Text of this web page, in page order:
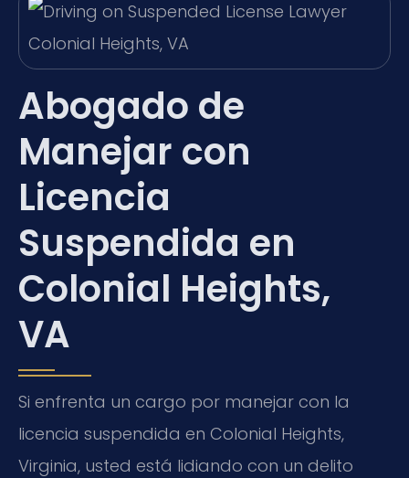
Abogado de
Manejar con
Licencia
Suspendida en
Colonial Heights,
VA
Si enfrenta un cargo por manejar con la
licencia suspendida en Colonial Heights,
Virginia, usted está lidiando con un delito